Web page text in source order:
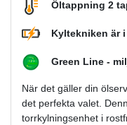
Öltappning 2
Kyltekniken är i
Green Line -
När det gäller din
det perfekta valet.
torrkylningsenhet i